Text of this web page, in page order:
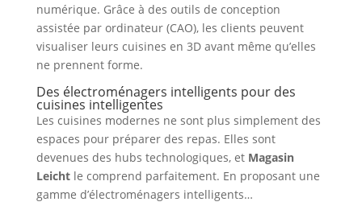
numérique. Grâce à des outils de conception
assistée par ordinateur (CAO), les clients peuvent
visualiser leurs cuisines en 3D avant même qu’elles
ne prennent forme.
Des électroménagers intelligents pour des
cuisines intelligentes
Les cuisines modernes ne sont plus simplement des
espaces pour préparer des repas. Elles sont
devenues des hubs technologiques, et Magasin
Leicht le comprend parfaitement. En proposant une
gamme d’électroménagers intelligents…